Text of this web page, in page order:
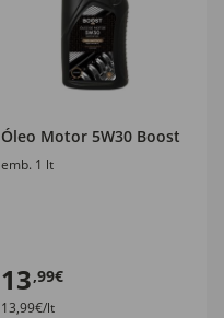
Óleo Motor 5W30 Boost
emb. 1 lt
13,99€
13,99€/lt